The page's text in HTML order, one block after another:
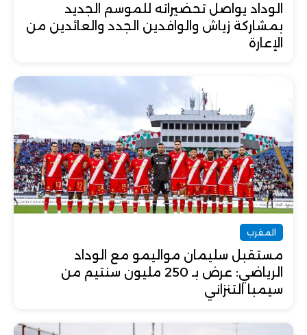
الوداد يواصل تحضيراته للموسم الجديد
بمشاركة زياش والوافدين الجدد والعائدين من
الإعارة
المغرب
مستقبل سليمان مواليمو مع الوداد
الرياضي: عرض بـ 250 مليون سنتيم من
سيمبا التنزاني